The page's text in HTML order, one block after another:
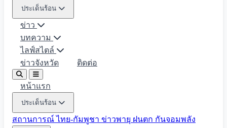
ประเด็นร้อน
ข่าว
บทความ
ไลฟ์สไตล์
ข่าวจังหวัด
ติดต่อ
หน้าแรก
ประเด็นร้อน
สถานการณ์ ไทย-กัมพูชา ข่าวพายุ ฝนตก กันจอมพลัง